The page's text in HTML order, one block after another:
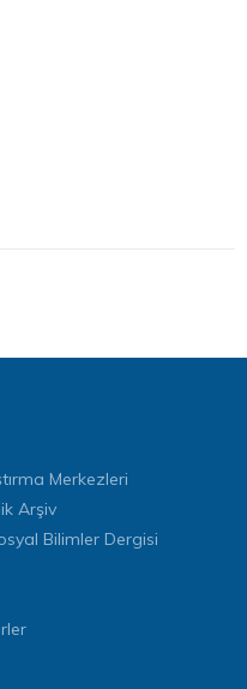
Merkezleri
Arşiv
Bilimler Dergisi